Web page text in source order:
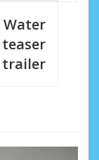
Water
trailer